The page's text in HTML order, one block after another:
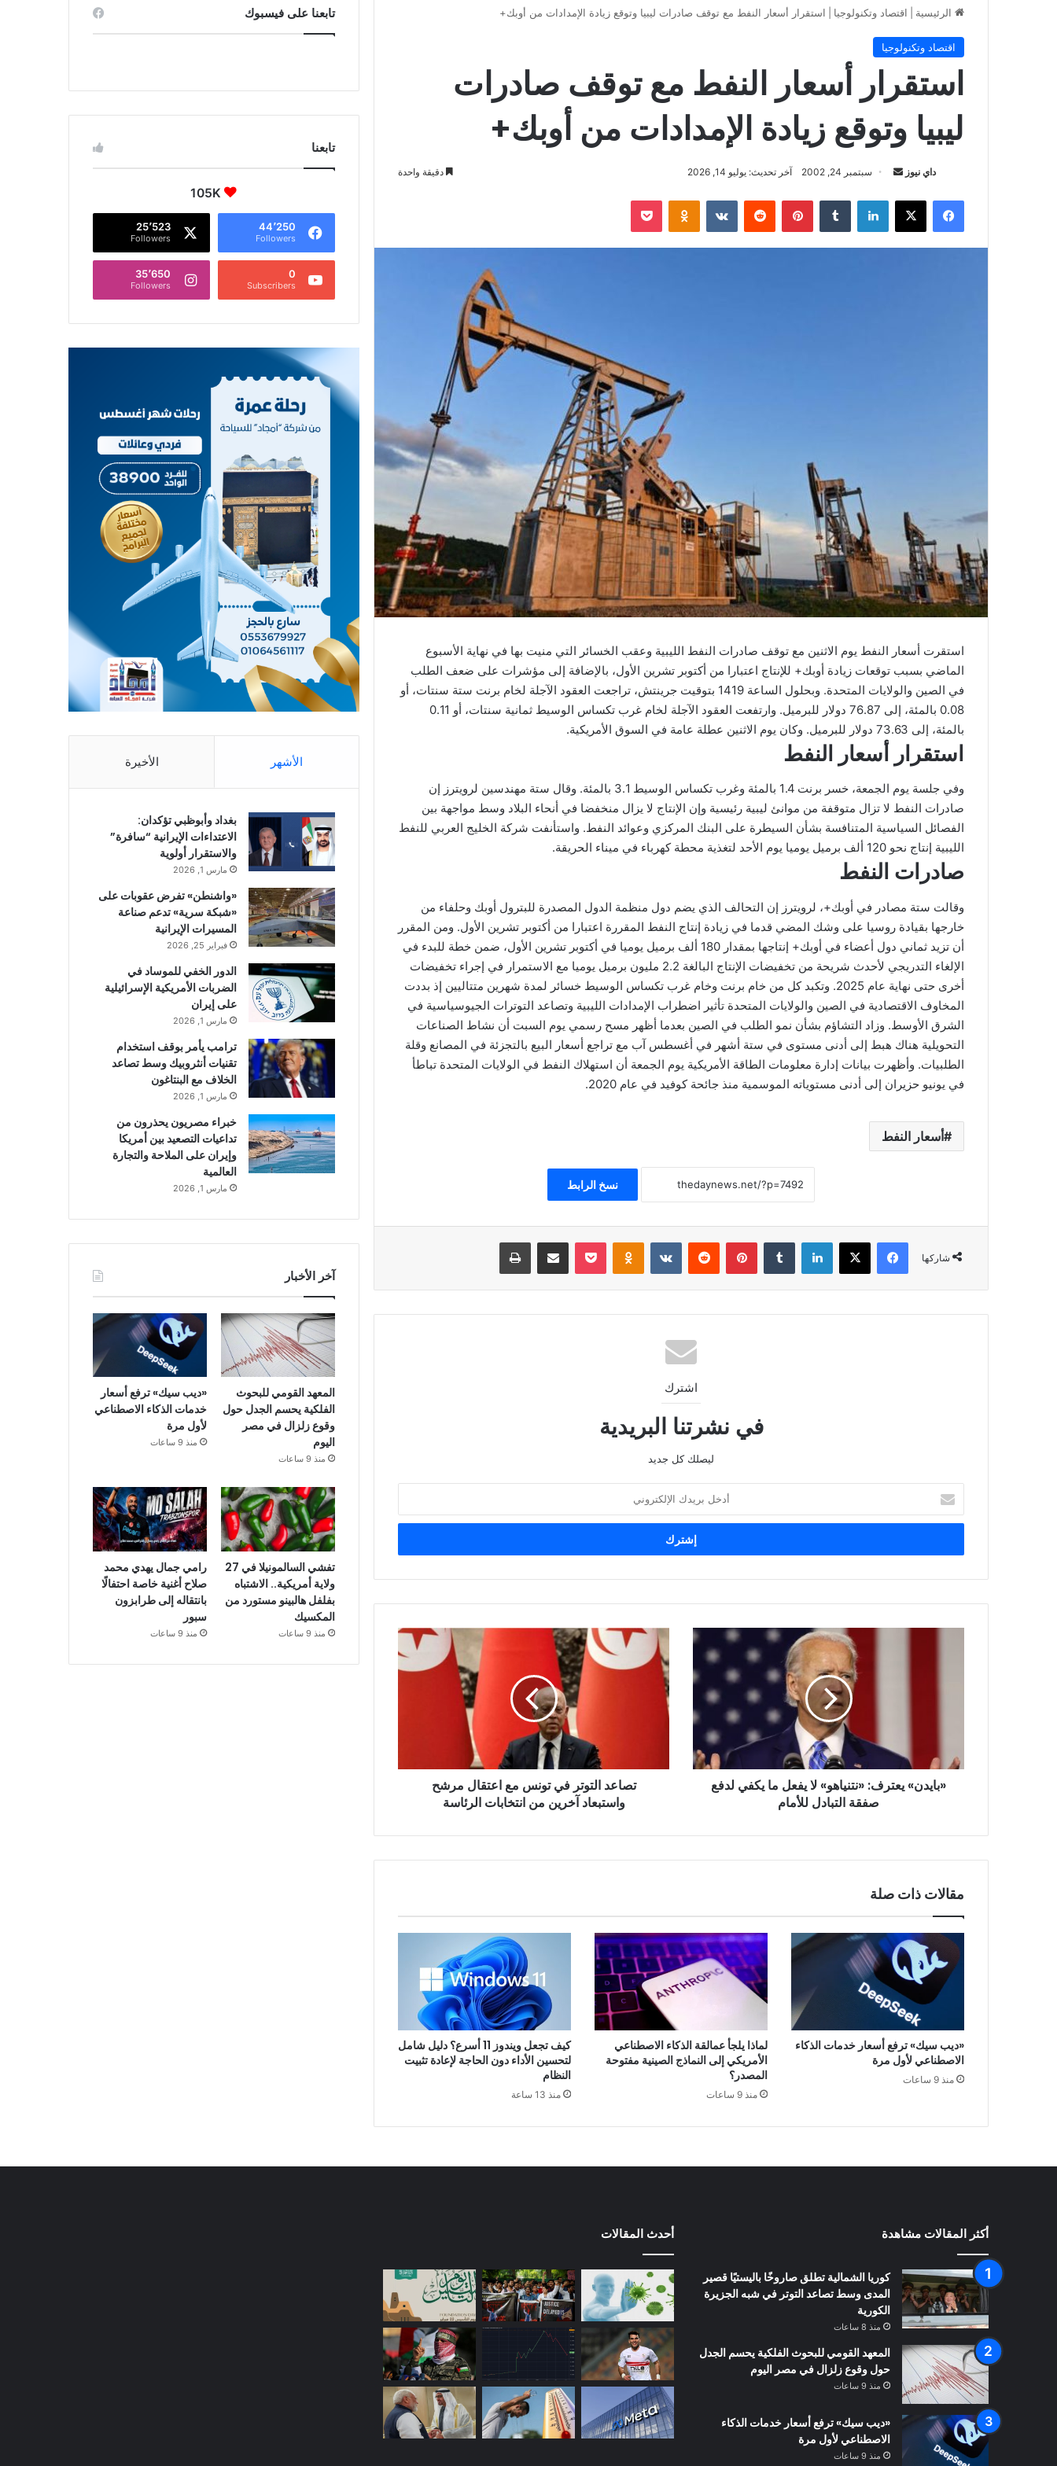
الرئيسية اقتصاد وتكنولوجيا استقرار أسعار النفط مع توقف صادرات ليبيا وتوقع زيادة الإمدادات من أوبك+
اقتصاد وتكنولوجيا
استقرار أسعار النفط مع توقف صادرات
ليبيا وتوقع زيادة الإمدادات من أوبك+
داي نيوز
أرسل
إلكترونيا
سبتمبر 24, 2002 آخر تحديث: يوليو 14, 2026 دقيقة واحدة
فيسبوك ‫X لينكدإن بينتيريست Odnoklassniki
‫Pocket
استقرت أسعار النفط يوم الاثنين مع توقف صادرات النفط الليبية وعقب الخسائر التي منيت بها في نهاية الأسبوع
الماضي بسبب توقعات زيادة أوبك+ للإنتاج اعتبارا من أكتوبر تشرين الأول، بالإضافة إلى مؤشرات على ضعف الطلب
في الصين والولايات المتحدة. وبحلول الساعة 1419 بتوقيت جرينتش، تراجعت العقود الآجلة لخام برنت ستة سنتات، أو
0.08 بالمئة، إلى 76.87 دولار للبرميل. وارتفعت العقود الآجلة لخام غرب تكساس الوسيط ثمانية سنتات، أو 0.11
بالمئة، إلى 73.63 دولار للبرميل. وكان يوم الاثنين عطلة عامة في السوق الأمريكية.
استقرار أسعار النفط
وفي جلسة يوم الجمعة، خسر برنت 1.4 بالمئة وغرب تكساس الوسيط 3.1 بالمئة. وقال ستة مهندسين لرويترز إن
صادرات النفط لا تزال متوقفة من موانئ ليبية رئيسية وإن الإنتاج لا يزال منخفضا في أنحاء البلاد وسط مواجهة بين
الفصائل السياسية المتنافسة بشأن السيطرة على البنك المركزي وعوائد النفط. واستأنفت شركة الخليج العربي للنفط
الليبية إنتاج نحو 120 ألف برميل يوميا يوم الأحد لتغذية محطة كهرباء في ميناء الحريقة.
صادرات النفط
وقالت ستة مصادر في أوبك+، لرويترز إن التحالف الذي يضم دول منظمة الدول المصدرة للبترول أوبك وحلفاء من
خارجها بقيادة روسيا على وشك المضي قدما في زيادة إنتاج النفط المقررة اعتبارا من أكتوبر تشرين الأول. ومن المقرر
أن تزيد ثماني دول أعضاء في أوبك+ إنتاجها بمقدار 180 ألف برميل يوميا في أكتوبر تشرين الأول، ضمن خطة للبدء في
الإلغاء التدريجي لأحدث شريحة من تخفيضات الإنتاج البالغة 2.2 مليون برميل يوميا مع الاستمرار في إجراء تخفيضات
أخرى حتى نهاية عام 2025. وتكبد كل من خام برنت وخام غرب تكساس الوسيط خسائر لمدة شهرين متتاليين إذ بددت
المخاوف الاقتصادية في الصين والولايات المتحدة تأثير اضطراب الإمدادات الليبية وتصاعد التوترات الجيوسياسية في
الشرق الأوسط. وزاد التشاؤم بشأن نمو الطلب في الصين بعدما أظهر مسح رسمي يوم السبت أن نشاط الصناعات
التحويلية هناك هبط إلى أدنى مستوى في ستة أشهر في أغسطس آب مع تراجع أسعار البيع بالتجزئة في المصانع وقلة
الطلبيات. وأظهرت بيانات إدارة معلومات الطاقة الأمريكية يوم الجمعة أن استهلاك النفط في الولايات المتحدة تباطأ
في يونيو حزيران إلى أدنى مستوياته الموسمية منذ جائحة كوفيد في عام 2020.
أسعار النفط
نسخ الرابط
شاركها
فيسبوك ‫X لينكدإن بينتيريست Odnoklassniki
‫Pocket مشاركة عبر البريد طباعة
اشترك
في نشرتنا البريدية
ليصلك كل جديد
بريدك
الإلكتروني
صفقة
التبادل«بايدن» يعترف: «نتنياهو» لا يفعل ما يكفي لدفع
صفقة التبادل للأمام
تصاعد
التوتر
في
تونس
مع
اعتقال
آخرين
تصاعد التوتر في تونس مع اعتقال مرشح
واستبعاد آخرين من انتخابات الرئاسة
مقالات ذات صلة
«ديب سيك» ترفع أسعار خدمات الذكاء
الاصطناعي لأول مرة
منذ 9 ساعات
لماذا يلجأ عمالقة الذكاء الاصطناعي
الأمريكي إلى النماذج الصينية مفتوحة
المصدر؟
منذ 9 ساعات
كيف تجعل ويندوز 11 أسرع؟ دليل شامل
لتحسين الأداء دون الحاجة لإعادة تثبيت
النظام
منذ 13 ساعة
تابعنا على فيسبوك
تابعنا
105K
44٬250
Followers
25٬523
Followers
0
Subscribers
35٬650
Followers
الأشهر الأخيرة
بغداد وأبوظبي تؤكدان:
الاعتداءات الإيرانية “سافرة”
والاستقرار أولوية
مارس 1, 2026
«واشنطن» تفرض عقوبات على
«شبكة سرية» تدعم صناعة
المسيرات الإيرانية
فبراير 25, 2026
الدور الخفي للموساد في
الضربات الأمريكية الإسرائيلية
على إيران
مارس 1, 2026
ترامب يأمر بوقف استخدام
تقنيات أنثروبيك وسط تصاعد
الخلاف مع البنتاغون
مارس 1, 2026
خبراء مصريون يحذرون من
تداعيات التصعيد بين أمريكا
وإيران على الملاحة والتجارة
العالمية
مارس 1, 2026
آخر الأخبار
المعهد القومي للبحوث
الفلكية يحسم الجدل حول
وقوع زلزال في مصر
اليوم
منذ 9 ساعات
«ديب سيك» ترفع أسعار
خدمات الذكاء الاصطناعي
لأول مرة
منذ 9 ساعات
تفشي السالمونيلا في 27
ولاية أمريكية.. الاشتباه
بفلفل هالبينو مستورد من
المكسيك
منذ 9 ساعات
رامي جمال يهدي محمد
صلاح أغنية خاصة احتفالًا
بانتقاله إلى طرابزون
سبور
منذ 9 ساعات
أكثر المقالات مشاهدة
كوريا الشمالية تطلق صاروخًا باليستيًا قصير
المدى وسط تصاعد التوتر في شبه الجزيرة
الكورية
منذ 8 ساعات
المعهد القومي للبحوث الفلكية يحسم الجدل
حول وقوع زلزال في مصر اليوم
منذ 9 ساعات
«ديب سيك» ترفع أسعار خدمات الذكاء
الاصطناعي لأول مرة
منذ 9 ساعات
أحدث المقالات